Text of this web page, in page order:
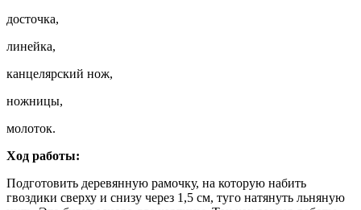
досточка,
линейка,
канцелярский нож,
ножницы,
молоток.
Ход работы:
Подготовить деревянную рамочку, на которую набить
гвоздики сверху и снизу через 1,5 см, туго натянуть льняную